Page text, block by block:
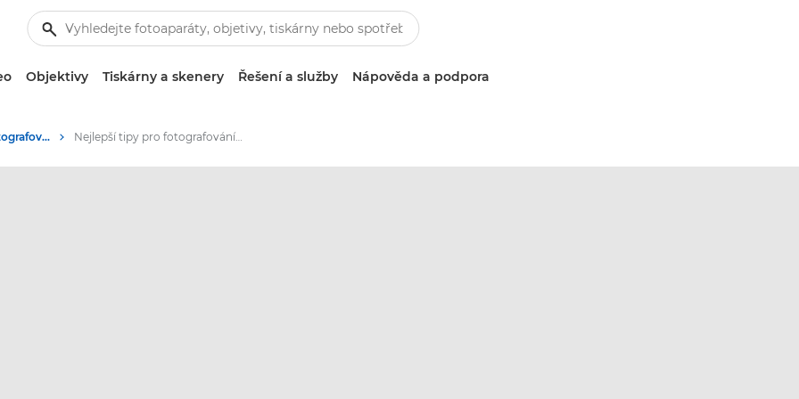
Objektivy Tiskárny a skenery Řešení a služby Nápověda a podpora
Tipy a techniky pro fotografování a tisk Nejlepší tipy pro fotografování měst a velkoměst